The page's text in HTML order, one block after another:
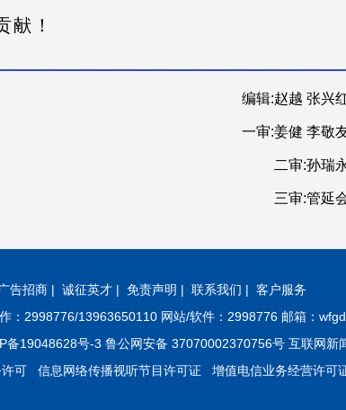
献！
编辑:赵越 张兴
一审:姜健 李敬
二审:孙瑞
三审:管延
广告招商 | 诚征英才 | 免责声明 | 联系我们 | 客户服务
：2998776/13963650110 网站/软件：2998776 邮箱：
19048628号-3 鲁公网安备 37070002370756号 互联网
可
信息网络传播视听节目许可证 增值电信业务经营许可